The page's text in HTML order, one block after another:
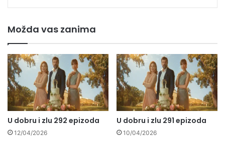
Možda vas zanima
U dobru i zlu 292 epizoda
12/04/2026
U dobru i zlu 291 epizoda
10/04/2026